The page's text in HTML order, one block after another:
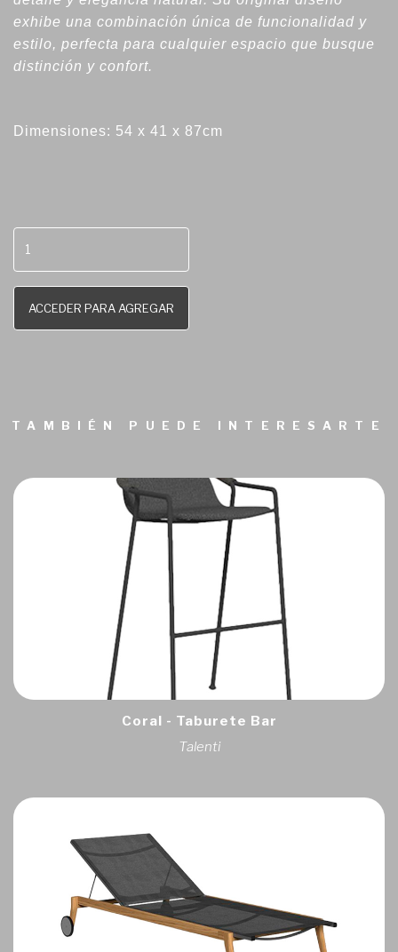
exhibe una combinación única de funcionalidad y
estilo, perfecta para cualquier espacio que busque
distinción y confort.
Dimensiones: 54 x 41 x 87cm
ACCEDER PARA AGREGAR
TAMBIÉN PUEDE INTERESARTE
Coral - Taburete Bar
Talenti